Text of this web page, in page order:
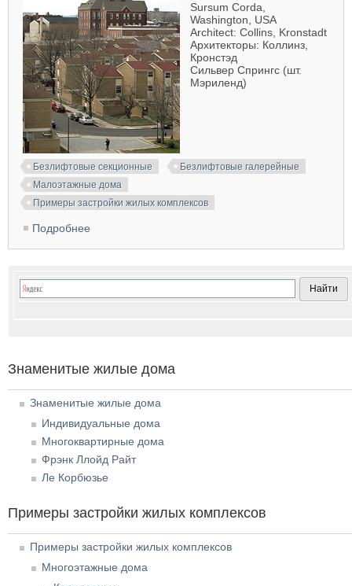
Sursum Corda,
Washington, USA
Architect: Collins, Kronstadt
Архитекторы: Коллинз,
Кронстэд
Сильвер Спрингс (шт.
Мэриленд)
Безлифтовые секционные
Безлифтовые галерейные
Малоэтажные дома
Примеры застройки жилых комплексов
Подробнее
Знаменитые жилые дома
Знаменитые жилые дома
Индивидуальные дома
Многоквартирные дома
Фрэнк Ллойд Райт
Ле Корбюзье
Примеры застройки жилых комплексов
Примеры застройки жилых комплексов
Многоэтажные дома